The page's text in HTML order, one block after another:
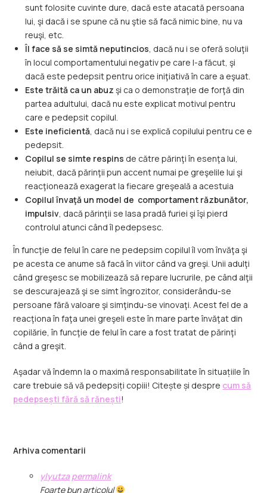
sunt folosite cuvinte dure, dacă este atacată persoana
lui, şi dacă i se spune că nu ştie să facă nimic bine, nu va
reuşi, etc.
Îl face să se simtă neputincios, dacă nu i se oferă soluţii
în locul comportamentului negativ pe care l-a făcut, şi
dacă este pedepsit pentru orice iniţiativă în care a eşuat.
Este trăită ca un abuz şi ca o demonstraţie de forţă din
partea adultului, dacă nu este explicat motivul pentru
care e pedepsit copilul.
Este ineficientă, dacă nu i se explică copilului pentru ce e
pedepsit.
Copilul se simte respins de către părinţi în esenţa lui,
neiubit, dacă părinţii pun accent numai pe greşelile lui şi
reacţionează exagerat la fiecare greşeală a acestuia
Copilul învaţă un model de comportament răzbunător,
impulsiv, dacă părinţii se lasa pradă furiei şi îşi pierd
controlul atunci când îl pedepsesc.
În funcţie de felul în care ne pedepsim copilul îl vom învăţa şi
pe acesta ce anume să facă în viitor când va greşi. Unii adulţi
când greşesc se mobilizează să repare lucrurile, pe când alţii
se descurajează şi se simt îngrozitor, considerându-se
persoane fără valoare şi simţindu-se vinovaţi. Acest fel de a
reacţiona în faţa unei greşeli este în mare parte învăţat din
copilărie, în funcţie de felul în care a fost tratat de părinţi
când a greşit.
Aşadar vă îndemn la o maximă responsabilitate în situațiile în
care trebuie să vă pedepsiți copiii! Citește și despre cum să
pedepsești fără să rănești!
Arhiva comentarii
ylyutzapermalink
Foarte bun articolul